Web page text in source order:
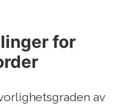
for
av